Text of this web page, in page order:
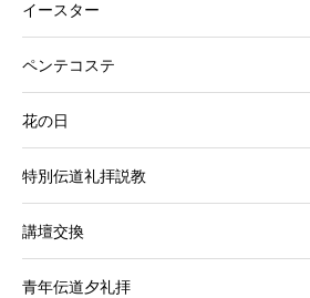
イースター
ペンテコステ
花の日
特別伝道礼拝説教
講壇交換
青年伝道夕礼拝